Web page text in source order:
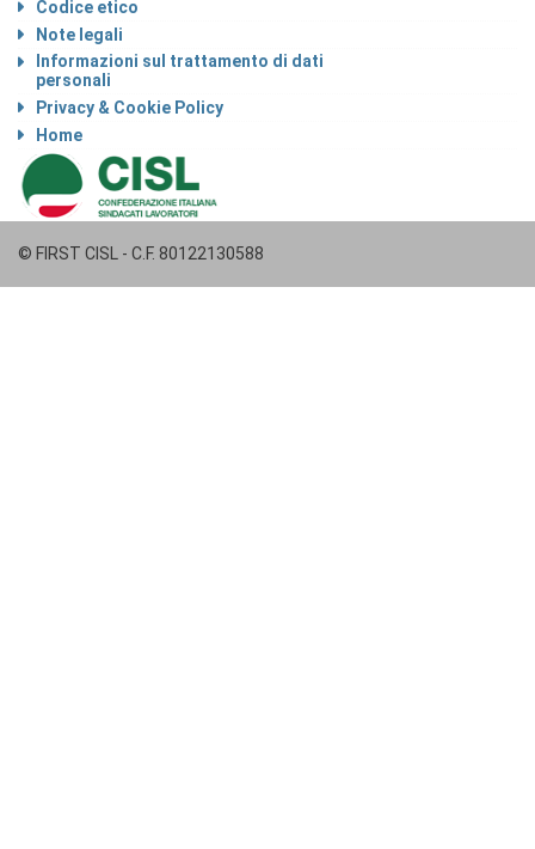
Codice etico
Note legali
Informazioni sul trattamento di dati
personali
Privacy & Cookie Policy
Home
© FIRST CISL - C.F. 80122130588